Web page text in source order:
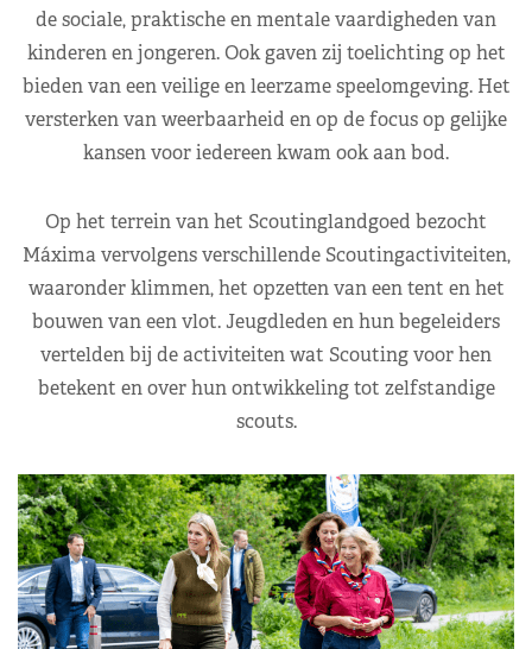
de sociale, praktische en mentale vaardigheden van
kinderen en jongeren. Ook gaven zij toelichting op het
bieden van een veilige en leerzame speelomgeving. Het
versterken van weerbaarheid en op de focus op gelijke
kansen voor iedereen kwam ook aan bod.
Op het terrein van het Scoutinglandgoed bezocht
Máxima vervolgens verschillende Scoutingactiviteiten,
waaronder klimmen, het opzetten van een tent en het
bouwen van een vlot. Jeugdleden en hun begeleiders
vertelden bij de activiteiten wat Scouting voor hen
betekent en over hun ontwikkeling tot zelfstandige
scouts.